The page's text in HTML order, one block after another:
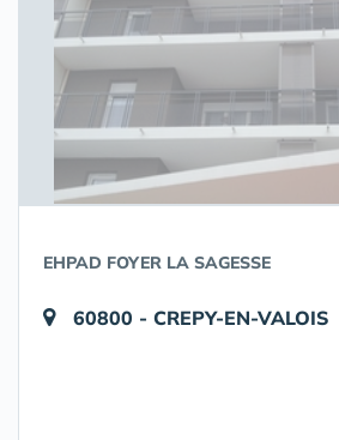
EHPAD FOYER LA SAGESSE
60800 - CREPY-EN-VALOIS